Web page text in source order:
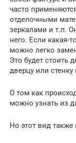
часто
отделочными
зеркалами и т.п.
него. Если какая-
можно легко
Это будет стоить
дверцу или стенку
О том как
можно узнать из
Но этот вид также